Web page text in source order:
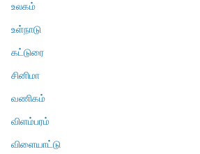
உலகம்
உள்நாடு
கட்டுரை
சினிமா
வணிகம்
விளம்பரம்
விளையாட்டு